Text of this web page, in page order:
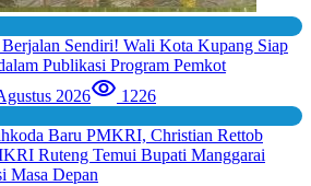
Sendiri! Wali Kota Kupang Siap
Publikasi Program Pemkot
2026
1226
Baru PMKRI, Christian Rettob
Ruteng Temui Bupati Manggarai
Masa Depan